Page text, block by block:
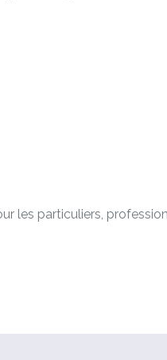
les particuliers,